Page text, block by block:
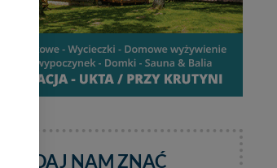
DAJ NAM ZNAĆ